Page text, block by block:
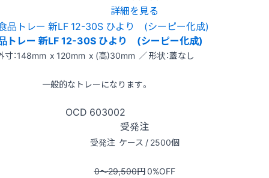
詳細を見る
トレー 新LF 12-30S ひより (シーピー化成)
寸：148mm x 120mm x (高)30mm ／ 形状：蓋なし
一般的なトレーになります。
OCD 603002
受発注
受発注 ケース / 2500個
0〜29,500円0%OFF